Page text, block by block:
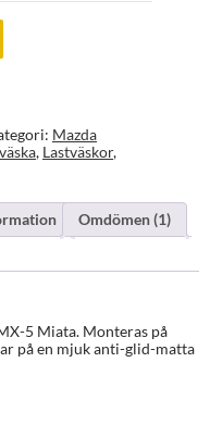
Mazda
, Lastväskor,
Omdömen (1)
5 Miata. Monteras på
på en mjuk anti-glid-matta